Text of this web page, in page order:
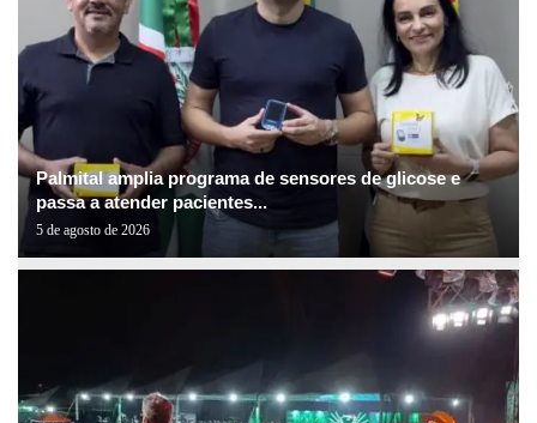
Palmital amplia programa de sensores de glicose e
passa a atender pacientes...
5 de agosto de 2026